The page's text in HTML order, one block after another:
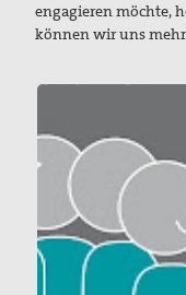
engagieren möchte,
können wir uns